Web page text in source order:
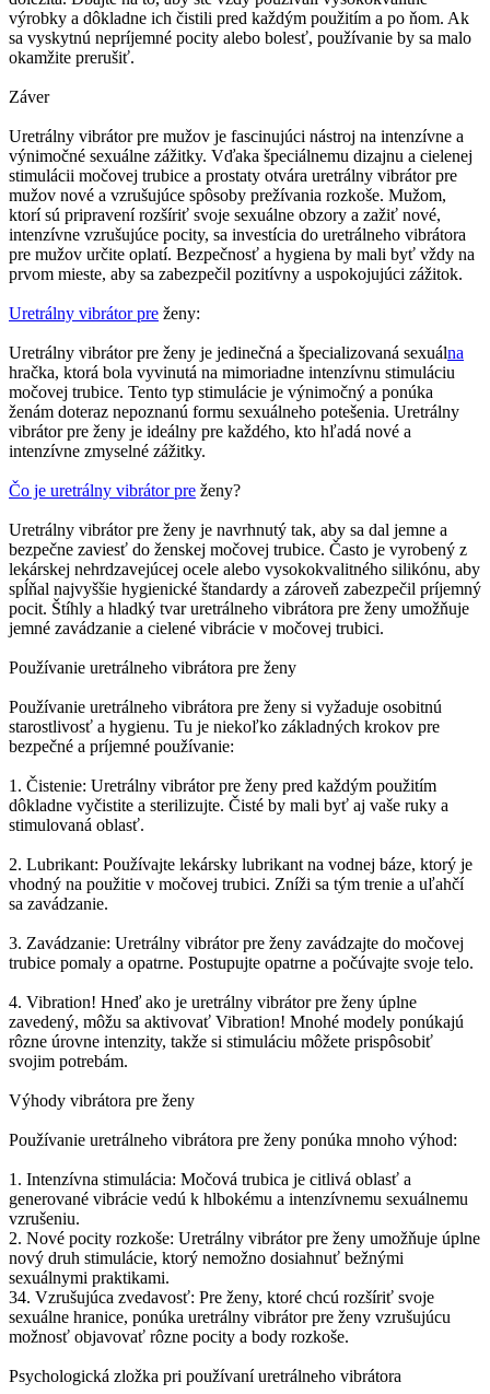
výrobky a dôkladne ich čistili pred každým použitím a po ňom. Ak
sa vyskytnú nepríjemné pocity alebo bolesť, používanie by sa malo
okamžite prerušiť.
Záver
Uretrálny vibrátor pre mužov je fascinujúci nástroj na intenzívne a
výnimočné sexuálne zážitky. Vďaka špeciálnemu dizajnu a cielenej
stimulácii močovej trubice a prostaty otvára uretrálny vibrátor pre
mužov nové a vzrušujúce spôsoby prežívania rozkoše. Mužom,
ktorí sú pripravení rozšíriť svoje sexuálne obzory a zažiť nové,
intenzívne vzrušujúce pocity, sa investícia do uretrálneho vibrátora
pre mužov určite oplatí. Bezpečnosť a hygiena by mali byť vždy na
prvom mieste, aby sa zabezpečil pozitívny a uspokojujúci zážitok.
Uretrálny vibrátor pre ženy:
Uretrálny vibrátor pre ženy je jedinečná a špecializovaná sexuálna
hračka, ktorá bola vyvinutá na mimoriadne intenzívnu stimuláciu
močovej trubice. Tento typ stimulácie je výnimočný a ponúka
ženám doteraz nepoznanú formu sexuálneho potešenia. Uretrálny
vibrátor pre ženy je ideálny pre každého, kto hľadá nové a
intenzívne zmyselné zážitky.
Čo je uretrálny vibrátor pre ženy?
Uretrálny vibrátor pre ženy je navrhnutý tak, aby sa dal jemne a
bezpečne zaviesť do ženskej močovej trubice. Často je vyrobený z
lekárskej nehrdzavejúcej ocele alebo vysokokvalitného silikónu, aby
spĺňal najvyššie hygienické štandardy a zároveň zabezpečil príjemný
pocit. Štíhly a hladký tvar uretrálneho vibrátora pre ženy umožňuje
jemné zavádzanie a cielené vibrácie v močovej trubici.
Používanie uretrálneho vibrátora pre ženy
Používanie uretrálneho vibrátora pre ženy si vyžaduje osobitnú
starostlivosť a hygienu. Tu je niekoľko základných krokov pre
bezpečné a príjemné používanie:
1. Čistenie: Uretrálny vibrátor pre ženy pred každým použitím
dôkladne vyčistite a sterilizujte. Čisté by mali byť aj vaše ruky a
stimulovaná oblasť.
2. Lubrikant: Používajte lekársky lubrikant na vodnej báze, ktorý je
vhodný na použitie v močovej trubici. Zníži sa tým trenie a uľahčí
sa zavádzanie.
3. Zavádzanie: Uretrálny vibrátor pre ženy zavádzajte do močovej
trubice pomaly a opatrne. Postupujte opatrne a počúvajte svoje telo.
4. Vibration! Hneď ako je uretrálny vibrátor pre ženy úplne
zavedený, môžu sa aktivovať Vibration! Mnohé modely ponúkajú
rôzne úrovne intenzity, takže si stimuláciu môžete prispôsobiť
svojim potrebám.
Výhody vibrátora pre ženy
Používanie uretrálneho vibrátora pre ženy ponúka mnoho výhod:
1. Intenzívna stimulácia: Močová trubica je citlivá oblasť a
generované vibrácie vedú k hlbokému a intenzívnemu sexuálnemu
vzrušeniu.
2. Nové pocity rozkoše: Uretrálny vibrátor pre ženy umožňuje úplne
nový druh stimulácie, ktorý nemožno dosiahnuť bežnými
sexuálnymi praktikami.
34. Vzrušujúca zvedavosť: Pre ženy, ktoré chcú rozšíriť svoje
sexuálne hranice, ponúka uretrálny vibrátor pre ženy vzrušujúcu
možnosť objavovať rôzne pocity a body rozkoše.
Psychologická zložka pri používaní uretrálneho vibrátora